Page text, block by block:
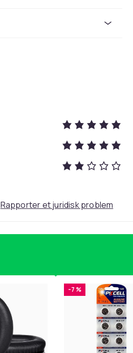
Rapporter et juridisk problem
-7 %